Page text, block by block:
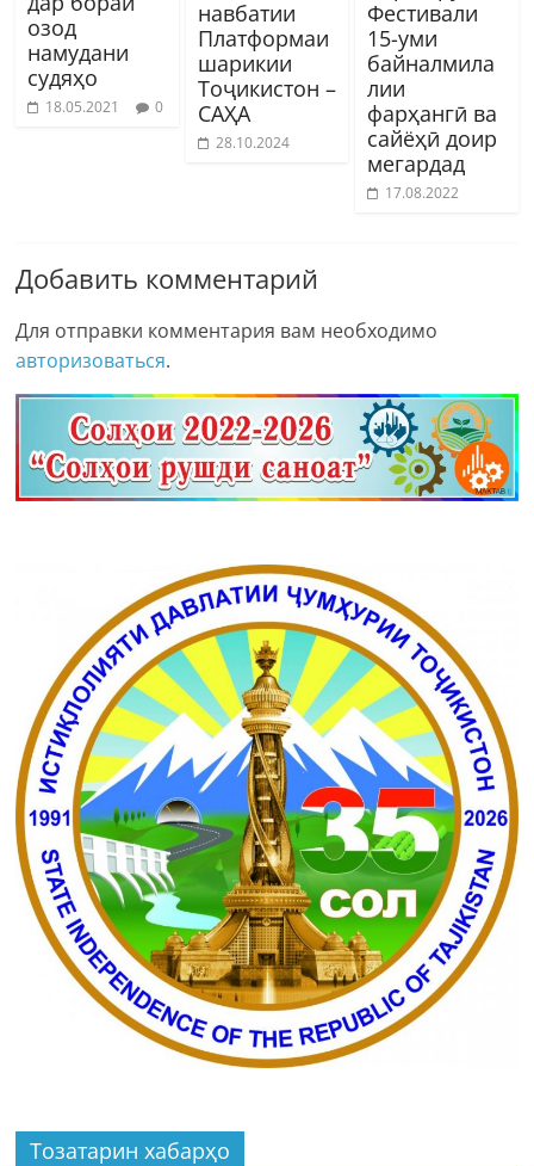
озод
намудани
судяҳо
18.05.2021 0
навбатии
Платформаи
шарикии
Тоҷикистон –
САҲА
28.10.2024
Фестивали
15-уми
байналмила
лии
фарҳангӣ ва
сайёҳӣ доир
мегардад
17.08.2022
Добавить комментарий
Для отправки комментария вам необходимо
авторизоваться.
Тозатарин хабарҳо